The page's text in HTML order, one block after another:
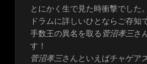
とにかく生で見た時衝撃でした。
ドラムに詳しいひとならご存知
手数王の異名を取る 菅沼孝三さ
す！
菅沼孝三さんといえばチャゲア